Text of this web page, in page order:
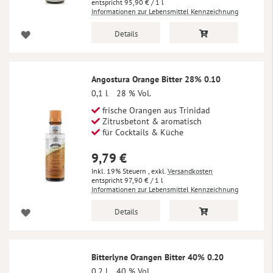
95,90 € / 1 l
Informationen zur Lebensmittel Kennzeichnung
Details
Angostura Orange Bitter 28% 0.10
0,1 l
28 % Vol.
frische Orangen aus Trinidad
Zitrusbetont & aromatisch
für Cocktails & Küche
9,79 €
Inkl. 19% Steuern exkl. Versandkosten
97,90 € / 1 l
Informationen zur Lebensmittel Kennzeichnung
Details
Bitterlyne Orangen Bitter 40% 0.20